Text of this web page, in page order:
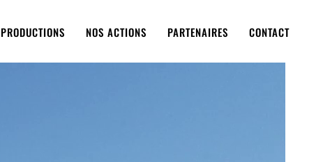
PRODUCTIONS NOS ACTIONS PARTENAIRES CONTACT